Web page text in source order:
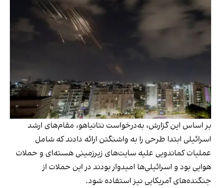
بر اساس این گزارش، به‌درخواست نتانیاهو، مقام‌های ارشد
اسرائیلی ابتدا طرحی را به واشنگتن ارائه دادند که شامل
عملیات کماندویی علیه سایت‌های زیرزمینی هسته‌ای و حملات
هوایی بود و اسرائیلی‌ها امیدوار بودند در این حملات از
جنگنده‌های آمریکایی نیز استفاده شود.